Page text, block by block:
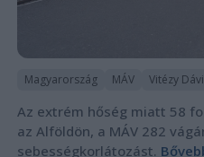
Magyarország MÁV Vitézy
Az extrém hőség miatt 58
az Alföldön, a MÁV 282
sebességkorlátozást.